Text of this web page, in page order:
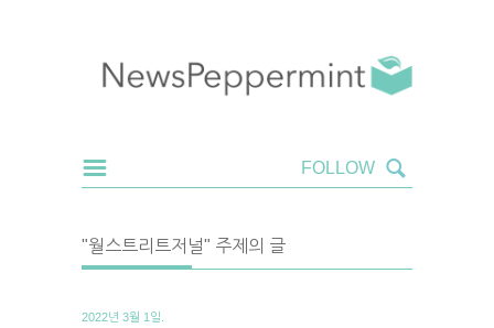
"월스트리트저널" 주제의 글
2022년 3월 1일.